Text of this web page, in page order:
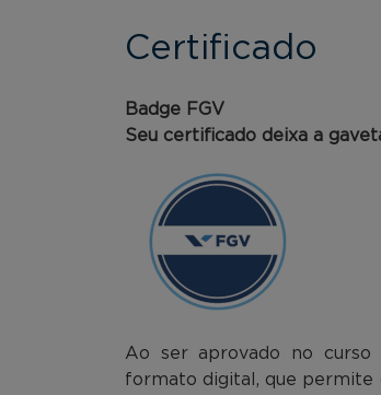
Certificado
Badge FGV
Seu certificado deixa a
Ao ser aprovado no curso
formato digital, que permite